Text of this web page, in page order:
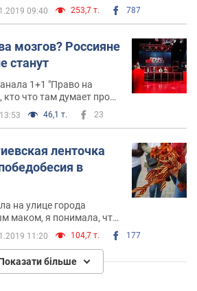
09:40 253,7 т. 787
мозгов? Россияне
станут
1+1 "Право на
кто что там думает про
46,1 т. 23
ленточка
в
на улице города
маком, я понимала, что
Что ему его не
11:20 104,7 т. 177
більше